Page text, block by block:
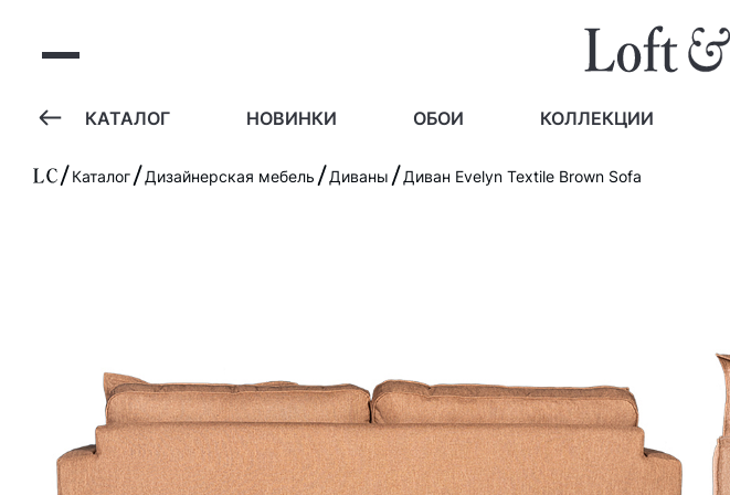
КАТАЛОГ НОВИНКИ ОБОИ КОЛЛЕКЦИИ
Каталог Дизайнерская мебель Диваны Диван Evelyn Textile Brown Sofa